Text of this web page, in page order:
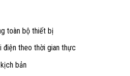
toàn bộ thiết bị
điện theo thời gian thực
bản